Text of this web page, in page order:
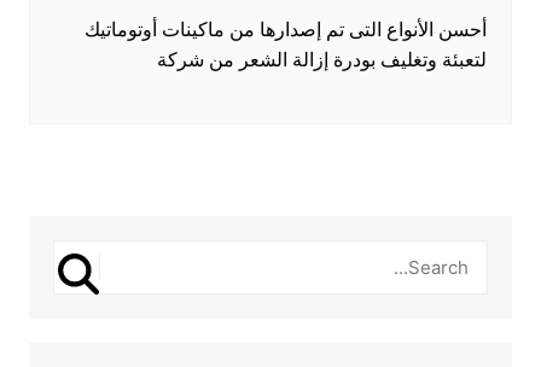
أحسن الأنواع التى تم إصدارها من ماكينات أوتوماتيك
لتعبئة وتغليف بودرة إزالة الشعر من شركة